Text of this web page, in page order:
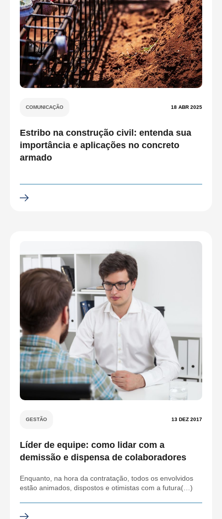
COMUNICAÇÃO 18 ABR 2025
Estribo na construção civil: entenda sua
importância e aplicações no concreto
armado
GESTÃO 13 DEZ 2017
Líder de equipe: como lidar com a
demissão e dispensa de colaboradores
Enquanto, na hora da contratação, todos os envolvidos
estão animados, dispostos e otimistas com a futura(…)